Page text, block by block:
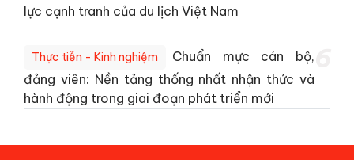
lực cạnh tranh của du lịch Việt Nam
Thực tiễn - Kinh nghiệm
Chuẩn mực cán bộ,
đảng viên: Nền tảng thống nhất nhận thức và
hành động trong giai đoạn phát triển mới